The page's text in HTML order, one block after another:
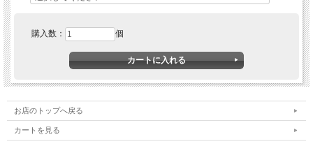
購入数： 個
お店のトップへ戻る
カートを見る